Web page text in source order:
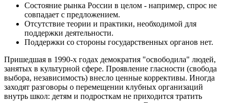
Состояние рынка России в целом - например, спрос не
совпадает с предложением.
Отсутствие теории и практики, необходимой для
поддержки деятельности.
Поддержки со стороны государственных органов нет.
Пришедшая в 1990-х годах демократия "освободила" людей,
занятых в культурной сфере. Проявление гласности (свобода
выбора, независимость) внесло ценные коррективы. Иногда
заходят разговоры о перемещении клубных организаций
внутрь школ: детям и подросткам не приходится тратить